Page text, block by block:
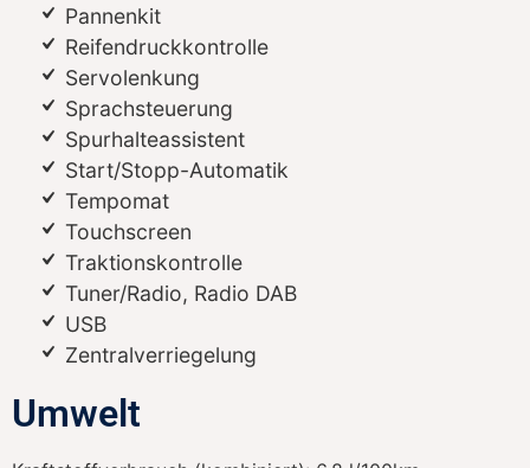
Pannenkit
Reifendruckkontrolle
Servolenkung
Sprachsteuerung
Spurhalteassistent
Start/Stopp-Automatik
Tempomat
Touchscreen
Traktionskontrolle
Tuner/Radio, Radio DAB
USB
Zentralverriegelung
Umwelt